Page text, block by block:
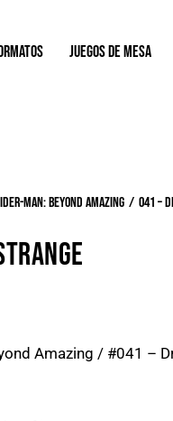
JUEGOS DE MESA
Man: Beyond Amazing 041 –
Amazing / #041 –